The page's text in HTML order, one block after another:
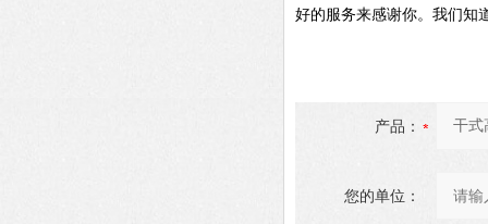
好的服务来感谢你。我们知
产品：
您的单位：